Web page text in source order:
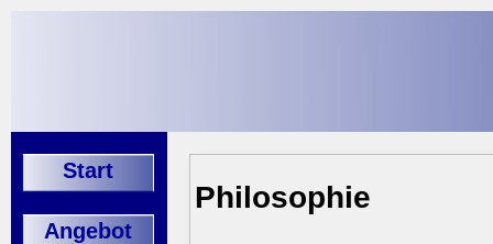
Start
Angebot
Philosophie